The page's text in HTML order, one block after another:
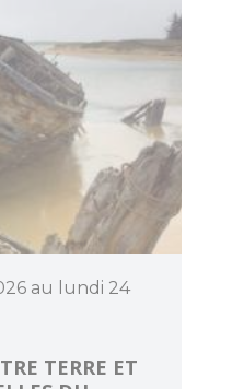
Déguster
au lundi 24
TERRE ET